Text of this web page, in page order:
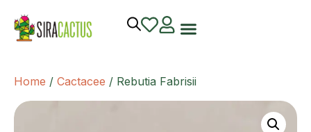
Home / Cactacee / Rebutia Fabrisii